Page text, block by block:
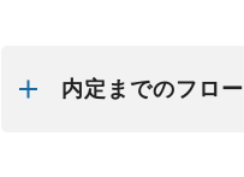
内定までのフロー